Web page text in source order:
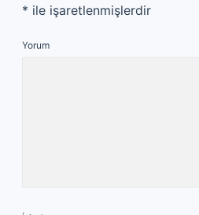
* ile işaretlenmişlerdir
Yorum